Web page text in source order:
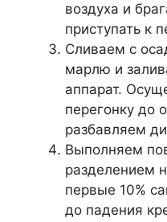
воздуха и
приступать к
Сливаем с
марлю и
аппарат.
перегонку до
разбавляем
Выполняем
разделением
первые 10%
до падения